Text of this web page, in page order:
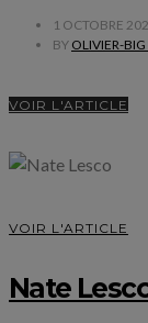
1 OCTOBRE
BY OLIVIER-BIG
VOIR L'ARTICLE
VOIR L'ARTICLE
Nate